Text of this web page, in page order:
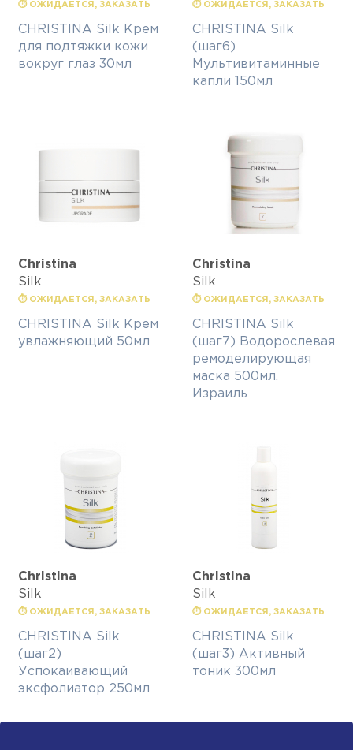
⏱ ОЖИДАЕТСЯ, ЗАКАЗАТЬ
CHRISTINA Silk Крем
для подтяжки кожи
вокруг глаз 30мл
⏱ ОЖИДАЕТСЯ, ЗАКАЗАТЬ
CHRISTINA Silk
(шаг6)
Мультивитаминные
капли 150мл
Christina
Silk
⏱ ОЖИДАЕТСЯ, ЗАКАЗАТЬ
CHRISTINA Silk Крем
увлажняющий 50мл
Christina
Silk
⏱ ОЖИДАЕТСЯ, ЗАКАЗАТЬ
CHRISTINA Silk
(шаг7) Водорослевая
ремоделирующая
маска 500мл.
Израиль
Christina
Silk
⏱ ОЖИДАЕТСЯ, ЗАКАЗАТЬ
CHRISTINA Silk
(шаг2)
Успокаивающий
эксфолиатор 250мл
Christina
Silk
⏱ ОЖИДАЕТСЯ, ЗАКАЗАТЬ
CHRISTINA Silk
(шаг3) Активный
тоник 300мл